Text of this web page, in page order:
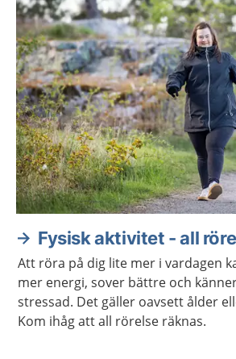
Fysisk aktivitet - all
Att röra på dig lite mer i vardagen
mer energi, sover bättre och
stressad. Det gäller oavsett ålder
Kom ihåg att all rörelse räknas.